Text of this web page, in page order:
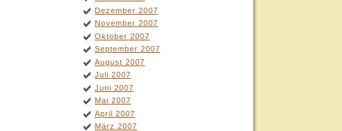
Dezember 2007
November 2007
Oktober 2007
September 2007
August 2007
Juli 2007
Juni 2007
Mai 2007
April 2007
März 2007